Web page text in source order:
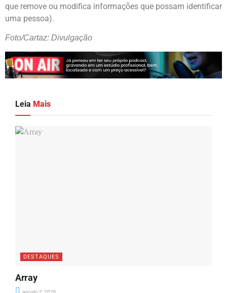
que remove ou modifica informações que possam identificar
uma pessoa).
Foto/Cartaz: Divulgação
Leia Mais
DESTAQUES
Array
agosto 2, 2026